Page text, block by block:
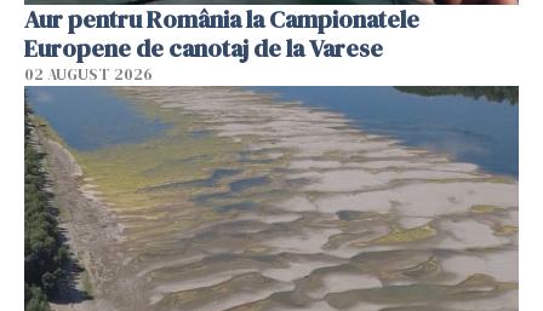
Aur pentru România la Campionatele
Europene de canotaj de la Varese
02 AUGUST 2026